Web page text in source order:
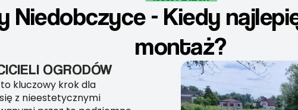
Niedobczyce - Kiedy
montaż?
OGRODÓW
kluczowy krok dla
z nieestetycznymi